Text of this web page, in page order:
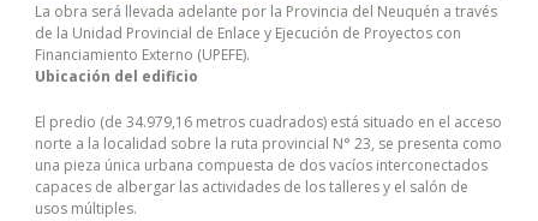
La obra será llevada adelante por la Provincia del Neuquén a través
de la Unidad Provincial de Enlace y Ejecución de Proyectos con
Financiamiento Externo (UPEFE).
Ubicación del edificio
El predio (de 34.979,16 metros cuadrados) está situado en el acceso
norte a la localidad sobre la ruta provincial N° 23, se presenta como
una pieza única urbana compuesta de dos vacíos interconectados
capaces de albergar las actividades de los talleres y el salón de
usos múltiples.